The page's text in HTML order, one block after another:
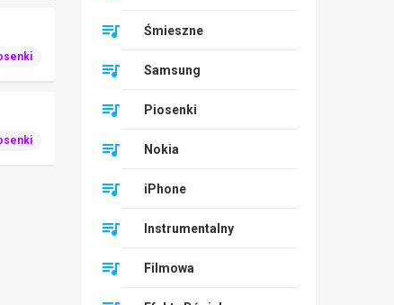
Śmieszne
Samsung
Piosenki
Nokia
iPhone
Instrumentalny
Filmowa